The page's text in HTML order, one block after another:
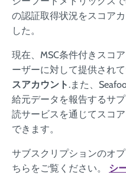
の認証取得状況をスコア
した。
現在、MSC条件付きスコ
ーザーに対して提供されて
スアカウント.また、
給元データを報告するサ
読サービスを通じてスコ
できます。
サブスクリプションのオ
ちらをご覧ください。 シ